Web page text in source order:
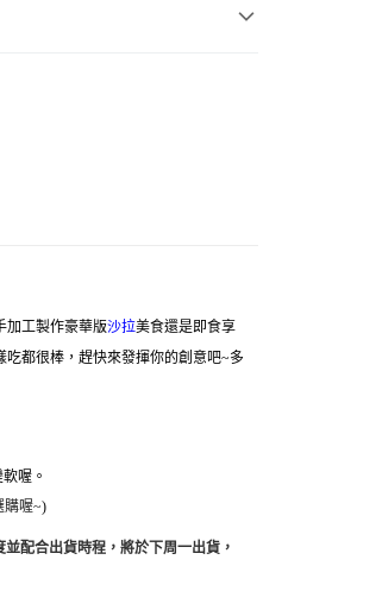
加工製作豪華版沙拉美食還是即食享
都很棒，趕快來發揮你的創意吧~多
喔。
購喔~)
配合出貨時程，將於下周一出貨，